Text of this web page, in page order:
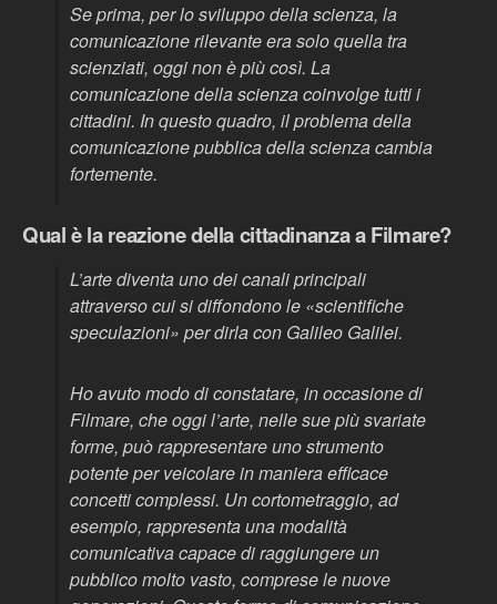
Se prima, per lo sviluppo della scienza, la
comunicazione rilevante era solo quella tra
scienziati, oggi non è più così. La
comunicazione della scienza coinvolge tutti i
cittadini. In questo quadro, il problema della
comunicazione pubblica della scienza cambia
fortemente.
Qual è la reazione della cittadinanza a Filmare?
L’arte diventa uno dei canali principali
attraverso cui si diffondono le «scientifiche
speculazioni» per dirla con Galileo Galilei.
Ho avuto modo di constatare, in occasione di
Filmare, che oggi l’arte, nelle sue più svariate
forme, può rappresentare uno strumento
potente per veicolare in maniera efficace
concetti complessi. Un cortometraggio, ad
esempio, rappresenta una modalità
comunicativa capace di raggiungere un
pubblico molto vasto, comprese le nuove